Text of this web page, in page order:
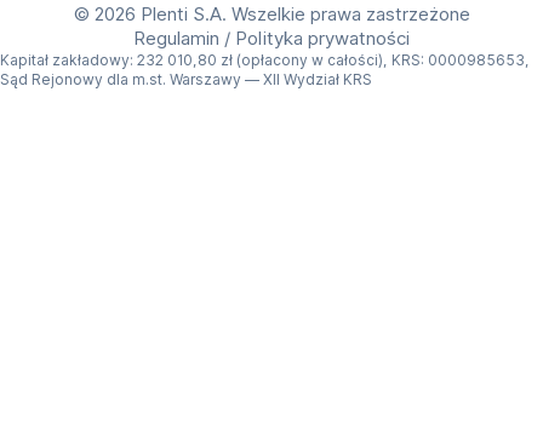
© 2026 Plenti S.A. Wszelkie prawa zastrzeżone
Regulamin / Polityka prywatności
Kapitał zakładowy: 232 010,80 zł (opłacony w całości), KRS: 0000985653,
Sąd Rejonowy dla m.st. Warszawy — XII Wydział KRS